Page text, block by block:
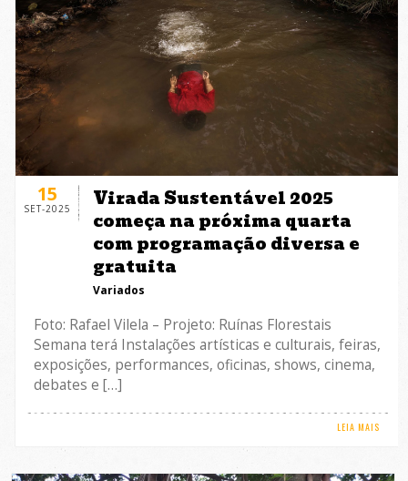
15
SET-2025
Virada Sustentável 2025
começa na próxima quarta
com programação diversa e
gratuita
Variados
Foto: Rafael Vilela – Projeto: Ruínas Florestais
Semana terá Instalações artísticas e culturais, feiras,
exposições, performances, oficinas, shows, cinema,
debates e […]
LEIA MAIS